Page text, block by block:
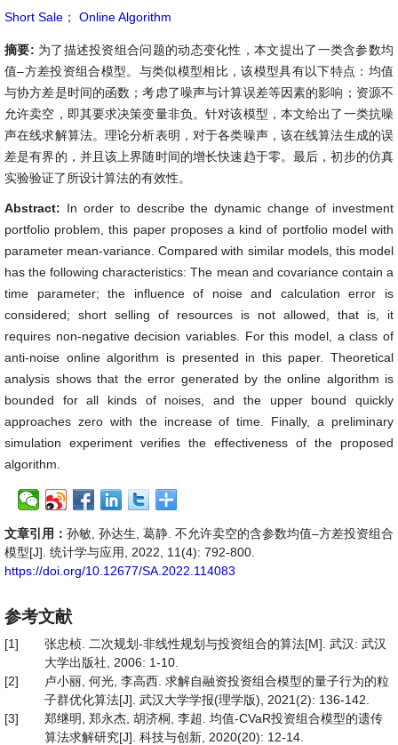
Short Sale ； Online Algorithm
摘要: 为了描述投资组合问题的动态变化性，本文提出了一类含参数均
值–方差投资组合模型。与类似模型相比，该模型具有以下特点：均值
与协方差是时间的函数；考虑了噪声与计算误差等因素的影响；资源不
允许卖空，即其要求决策变量非负。针对该模型，本文给出了一类抗噪
声在线求解算法。理论分析表明，对于各类噪声，该在线算法生成的误
差是有界的，并且该上界随时间的增长快速趋于零。最后，初步的仿真
实验验证了所设计算法的有效性。
Abstract: In order to describe the dynamic change of investment
portfolio problem, this paper proposes a kind of portfolio model with
parameter mean-variance. Compared with similar models, this model
has the following characteristics: The mean and covariance contain a
time parameter; the influence of noise and calculation error is
considered; short selling of resources is not allowed, that is, it
requires non-negative decision variables. For this model, a class of
anti-noise online algorithm is presented in this paper. Theoretical
analysis shows that the error generated by the online algorithm is
bounded for all kinds of noises, and the upper bound quickly
approaches zero with the increase of time. Finally, a preliminary
simulation experiment verifies the effectiveness of the proposed
algorithm.
文章引用： 孙敏, 孙达生, 葛静. 不允许卖空的含参数均值–方差投资组合
模型[J]. 统计学与应用, 2022, 11(4): 792-800.
https://doi.org/10.12677/SA.2022.114083
参考文献
[1]
张忠桢. 二次规划-非线性规划与投资组合的算法[M]. 武汉: 武汉
大学出版社, 2006: 1-10.
[2]
卢小丽, 何光, 李高西. 求解自融资投资组合模型的量子行为的粒
子群优化算法[J]. 武汉大学学报(理学版), 2021(2): 136-142.
[3]
郑继明, 郑永杰, 胡济桐, 李超. 均值-CVaR投资组合模型的遗传
算法求解研究[J]. 科技与创新, 2020(20): 12-14.